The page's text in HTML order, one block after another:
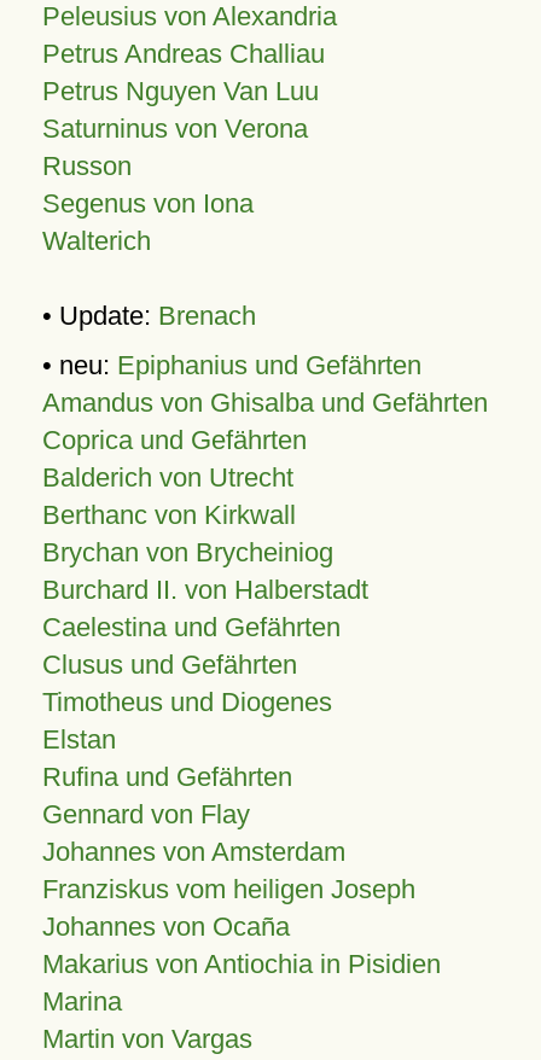
Peleusius von Alexandria
Petrus Andreas Challiau
Petrus Nguyen Van Luu
Saturninus von Verona
Russon
Segenus von Iona
Walterich
• Update: Brenach
• neu: Epiphanius und Gefährten
Amandus von Ghisalba und Gefährten
Coprica und Gefährten
Balderich von Utrecht
Berthanc von Kirkwall
Brychan von Brycheiniog
Burchard II. von Halberstadt
Caelestina und Gefährten
Clusus und Gefährten
Timotheus und Diogenes
Elstan
Rufina und Gefährten
Gennard von Flay
Johannes von Amsterdam
Franziskus vom heiligen Joseph
Johannes von Ocaña
Makarius von Antiochia in Pisidien
Marina
Martin von Vargas